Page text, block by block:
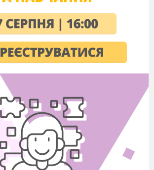
Хід роботи.
і статистичним матеріалом.
крайніх точок і запишіть
картою